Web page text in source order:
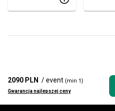
2090 PLN / event (min 1)
Gwarancja najlepszej ceny